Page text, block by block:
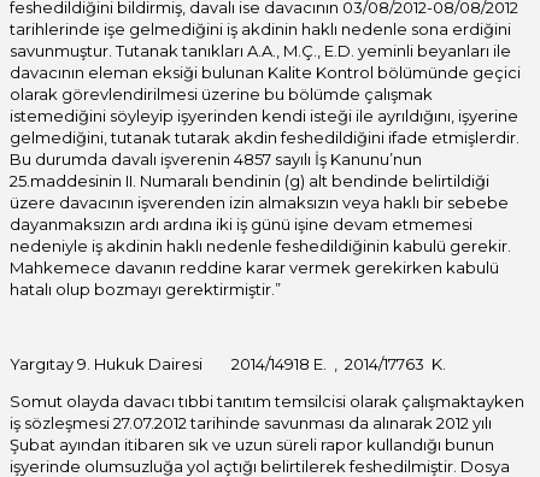
feshedildiğini bildirmiş, davalı ise davacının 03/08/2012-08/08/2012
tarihlerinde işe gelmediğini iş akdinin haklı nedenle sona erdiğini
savunmuştur. Tutanak tanıkları A.A., M.Ç., E.D. yeminli beyanları ile
davacının eleman eksiği bulunan Kalite Kontrol bölümünde geçici
olarak görevlendirilmesi üzerine bu bölümde çalışmak
istemediğini söyleyip işyerinden kendi isteği ile ayrıldığını, işyerine
gelmediğini, tutanak tutarak akdin feshedildiğini ifade etmişlerdir.
Bu durumda davalı işverenin 4857 sayılı İş Kanunu’nun
25.maddesinin II. Numaralı bendinin (g) alt bendinde belirtildiği
üzere davacının işverenden izin almaksızın veya haklı bir sebebe
dayanmaksızın ardı ardına iki iş günü işine devam etmemesi
nedeniyle iş akdinin haklı nedenle feshedildiğinin kabulü gerekir.
Mahkemece davanın reddine karar vermek gerekirken kabulü
hatalı olup bozmayı gerektirmiştir.”
Yargıtay 9. Hukuk Dairesi 2014/14918 E. , 2014/17763 K.
Somut olayda davacı tıbbi tanıtım temsilcisi olarak çalışmaktayken
iş sözleşmesi 27.07.2012 tarihinde savunması da alınarak 2012 yılı
Şubat ayından itibaren sık ve uzun süreli rapor kullandığı bunun
işyerinde olumsuzluğa yol açtığı belirtilerek feshedilmiştir. Dosya